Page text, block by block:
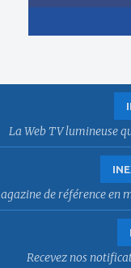
La Web TV lumineuse
de référence en
Recevez nos